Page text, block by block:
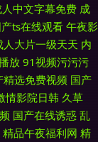
人中文字幕免费 成
ts在线观看 午夜影
人大片一级天天 内
放 91视频污污污
精选免费视频 国产
情影院日韩 久草
国产在线诱惑 乱
精品午夜福利网 精